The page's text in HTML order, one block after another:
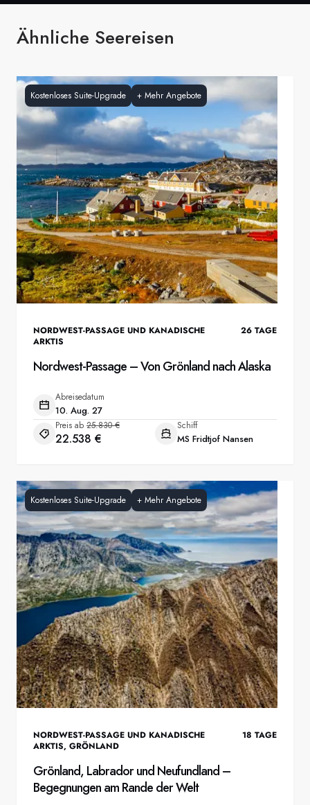
Ähnliche Seereisen
Kostenloses Suite-Upgrade + Mehr Angebote
NORDWEST-PASSAGE UND KANADISCHE
ARKTIS
26 TAGE
Nordwest-Passage – Von Grönland nach Alaska
Abreisedatum
10. Aug. 27
Preis ab 25.830 €
22.538 €
Schiff
MS Fridtjof Nansen
Kostenloses Suite-Upgrade + Mehr Angebote
NORDWEST-PASSAGE UND KANADISCHE
ARKTIS, GRÖNLAND
18 TAGE
Grönland, Labrador und Neufundland –
Begegnungen am Rande der Welt